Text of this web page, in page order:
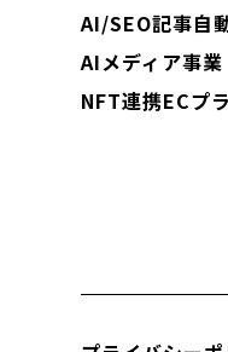
AI/SEO記事自
AIメディア事業
NFT連携ECプ